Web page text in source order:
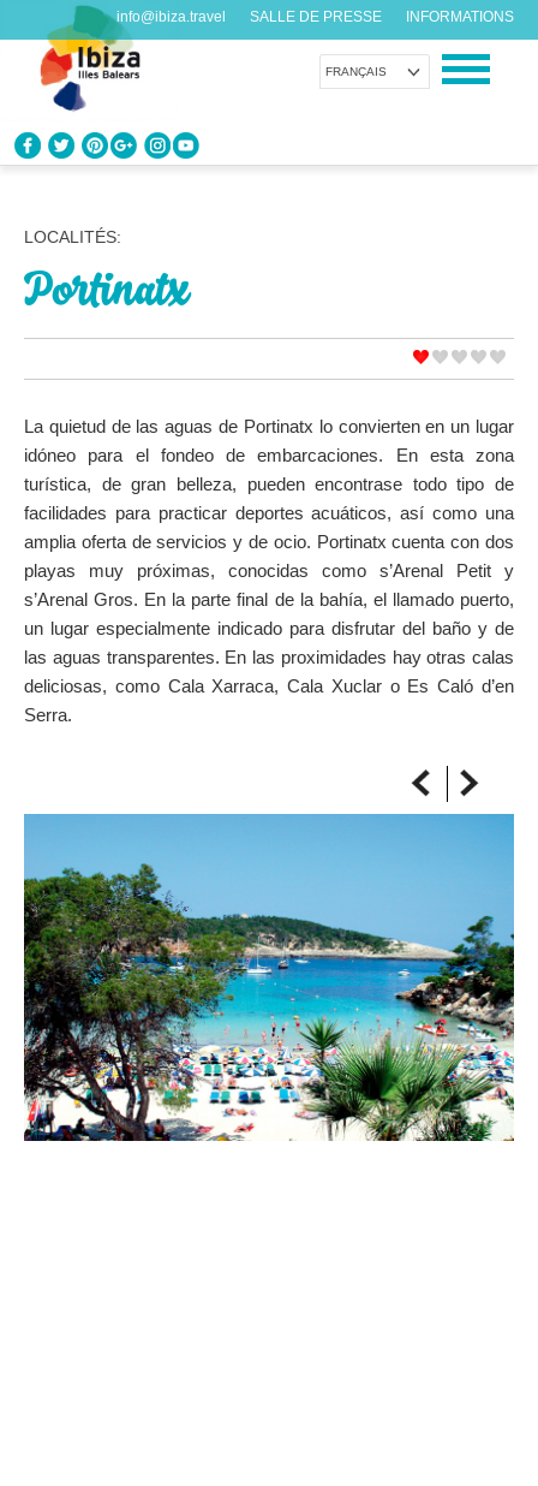
FRANÇAIS
info@ibiza.travel SALLE DE PRESSE INFORMATIONS
Que savez-vous de l’île?
PROFITEZ D’IBIZA
AGENDA
ORGANISER VOTRE VOYAGE
Avant de nous rendre visite
SUR LA CARTE
Arrivez toujours à destination
LOCALITÉS:
Portinatx
La quietud de las aguas de Portinatx lo convierten en un lugar
idóneo para el fondeo de embarcaciones. En esta zona
turística, de gran belleza, pueden encontrase todo tipo de
facilidades para practicar deportes acuáticos, así como una
amplia oferta de servicios y de ocio. Portinatx cuenta con dos
playas muy próximas, conocidas como s’Arenal Petit y
s’Arenal Gros. En la parte final de la bahía, el llamado puerto,
un lugar especialmente indicado para disfrutar del baño y de
las aguas transparentes. En las proximidades hay otras calas
deliciosas, como Cala Xarraca, Cala Xuclar o Es Caló d’en
Serra.